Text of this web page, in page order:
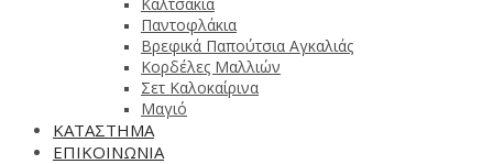
Παντοφλάκια
Βρεφικά Παπούτσια Αγκαλιάς
Κορδέλες Μαλλιών
Σετ Καλοκαίρινα
Μαγιό
ΚΑΤΑΣΤΗΜΑ
ΕΠΙΚΟΙΝΩΝΙΑ